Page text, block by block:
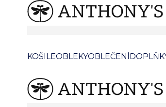
KOŠILEOBLEKYOBLEČENÍ